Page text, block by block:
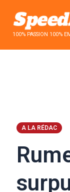
contenu100% PASSION 100%
A LA RÉDAC